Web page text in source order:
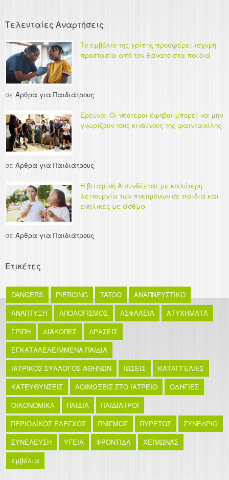
Τελευταίες Αναρτήσεις
Το εμβόλιο της γρίπης προσφέρει ισχυρή
προστασία από τον θάνατο στα παιδιά
σε Άρθρα για Παιδιάτρους
Έρευνα: Οι νεότεροι έφηβοι μπορεί να μην
γνωρίζουν τους κινδύνους της φαιντανύλης
σε Άρθρα για Παιδιάτρους
Η βιταμίνη Α συνδέεται με καλύτερη
λειτουργία των πνευμόνων σε παιδιά και
ενήλικες με άσθμα
σε Άρθρα για Παιδιάτρους
Ετικέτες
DANGERS PIERCING TATOO
ΑΝΑΠΝΕΥΣΤΙΚΟ
ΑΝΑΠΤΥΞΗ
ΑΠΟΛΟΓΙΣΜΟΣ ΑΣΦΑΛΕΙΑ
ΑΤΥΧΗΜΑΤΑ
ΓΡΙΠΗ
ΔΙΑΚΟΠΕΣ
ΔΡΑΣΕΙΣ
ΕΓΚΑΤΑΛΕΛΕΙΜΜΕΝΑ ΠΑΙΔΙΑ
ΙΑΤΡΙΚΟΣ ΣΥΛΛΟΓΟΣ ΑΘΗΝΩΝ
ΙΩΣΕΙΣ
ΚΑΤΑΓΓΕΛΙΕΣ
ΚΑΤΕΥΘΥΝΣΕΙΣ
ΛΟΙΜΩΞΕΙΣ ΣΤΟ ΙΑΤΡΕΙΟ
ΟΔΗΓΙΕΣ
ΟΙΚΟΝΟΜΙΚΑ
ΠΑΙΔΙΑ
ΠΑΙΔΙΑΤΡΟΙ
ΠΕΡΙΟΔΙΚΟΣ ΕΛΕΓΧΟΣ
ΠΝΙΓΜΟΣ ΠΥΡΕΤΟΣ
ΣΥΝΕΔΡΙΟ
ΣΥΝΕΛΕΥΣΗ
ΥΓΕΙΑ ΦΡΟΝΤΙΔΑ
ΧΕΙΜΩΝΑΣ
εμβόλια